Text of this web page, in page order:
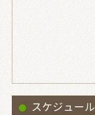
スケジュール